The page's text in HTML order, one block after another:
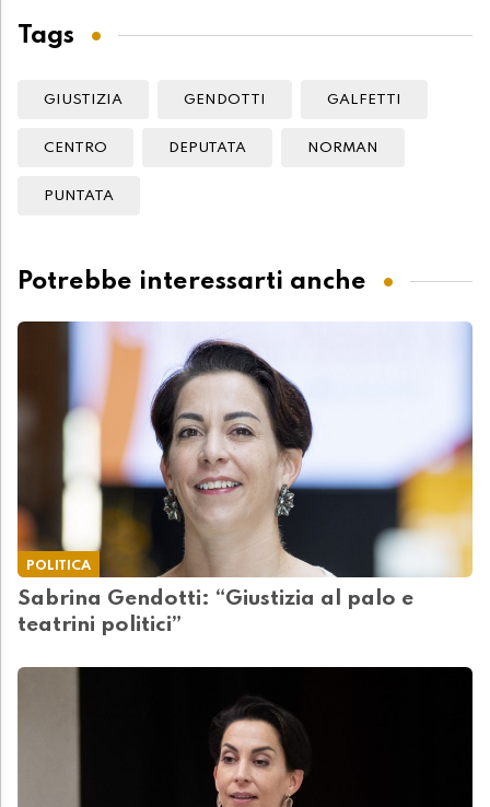
Tags
GIUSTIZIA GENDOTTI GALFETTI
CENTRO DEPUTATA NORMAN
PUNTATA
Potrebbe interessarti anche
POLITICA
Sabrina Gendotti: “Giustizia al palo e
teatrini politici”